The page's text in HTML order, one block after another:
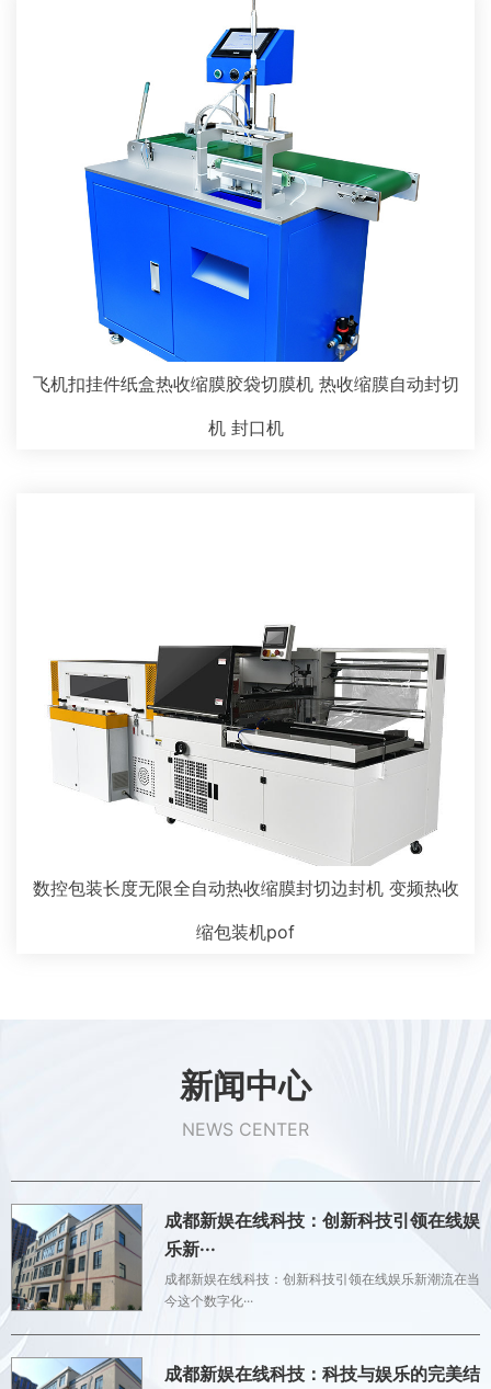
飞机扣挂件纸盒热收缩膜胶袋切膜机 热收缩膜自动封切
机 封口机
数控包装长度无限全自动热收缩膜封切边封机 变频热收
缩包装机pof
新闻中心
NEWS CENTER
成都新娱在线科技：创新科技引领在线娱
乐新···
成都新娱在线科技：创新科技引领在线娱乐新潮流在当
今这个数字化···
成都新娱在线科技：科技与娱乐的完美结